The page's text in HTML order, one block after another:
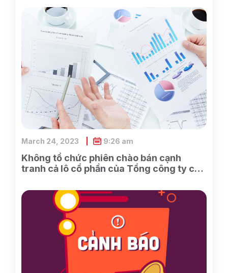
Không tổ chức phiên chào bán cạnh
tranh cả lô cổ phần của Tổng công ty cổ
SCIC sở hữu
March 24, 2023 9:26 am